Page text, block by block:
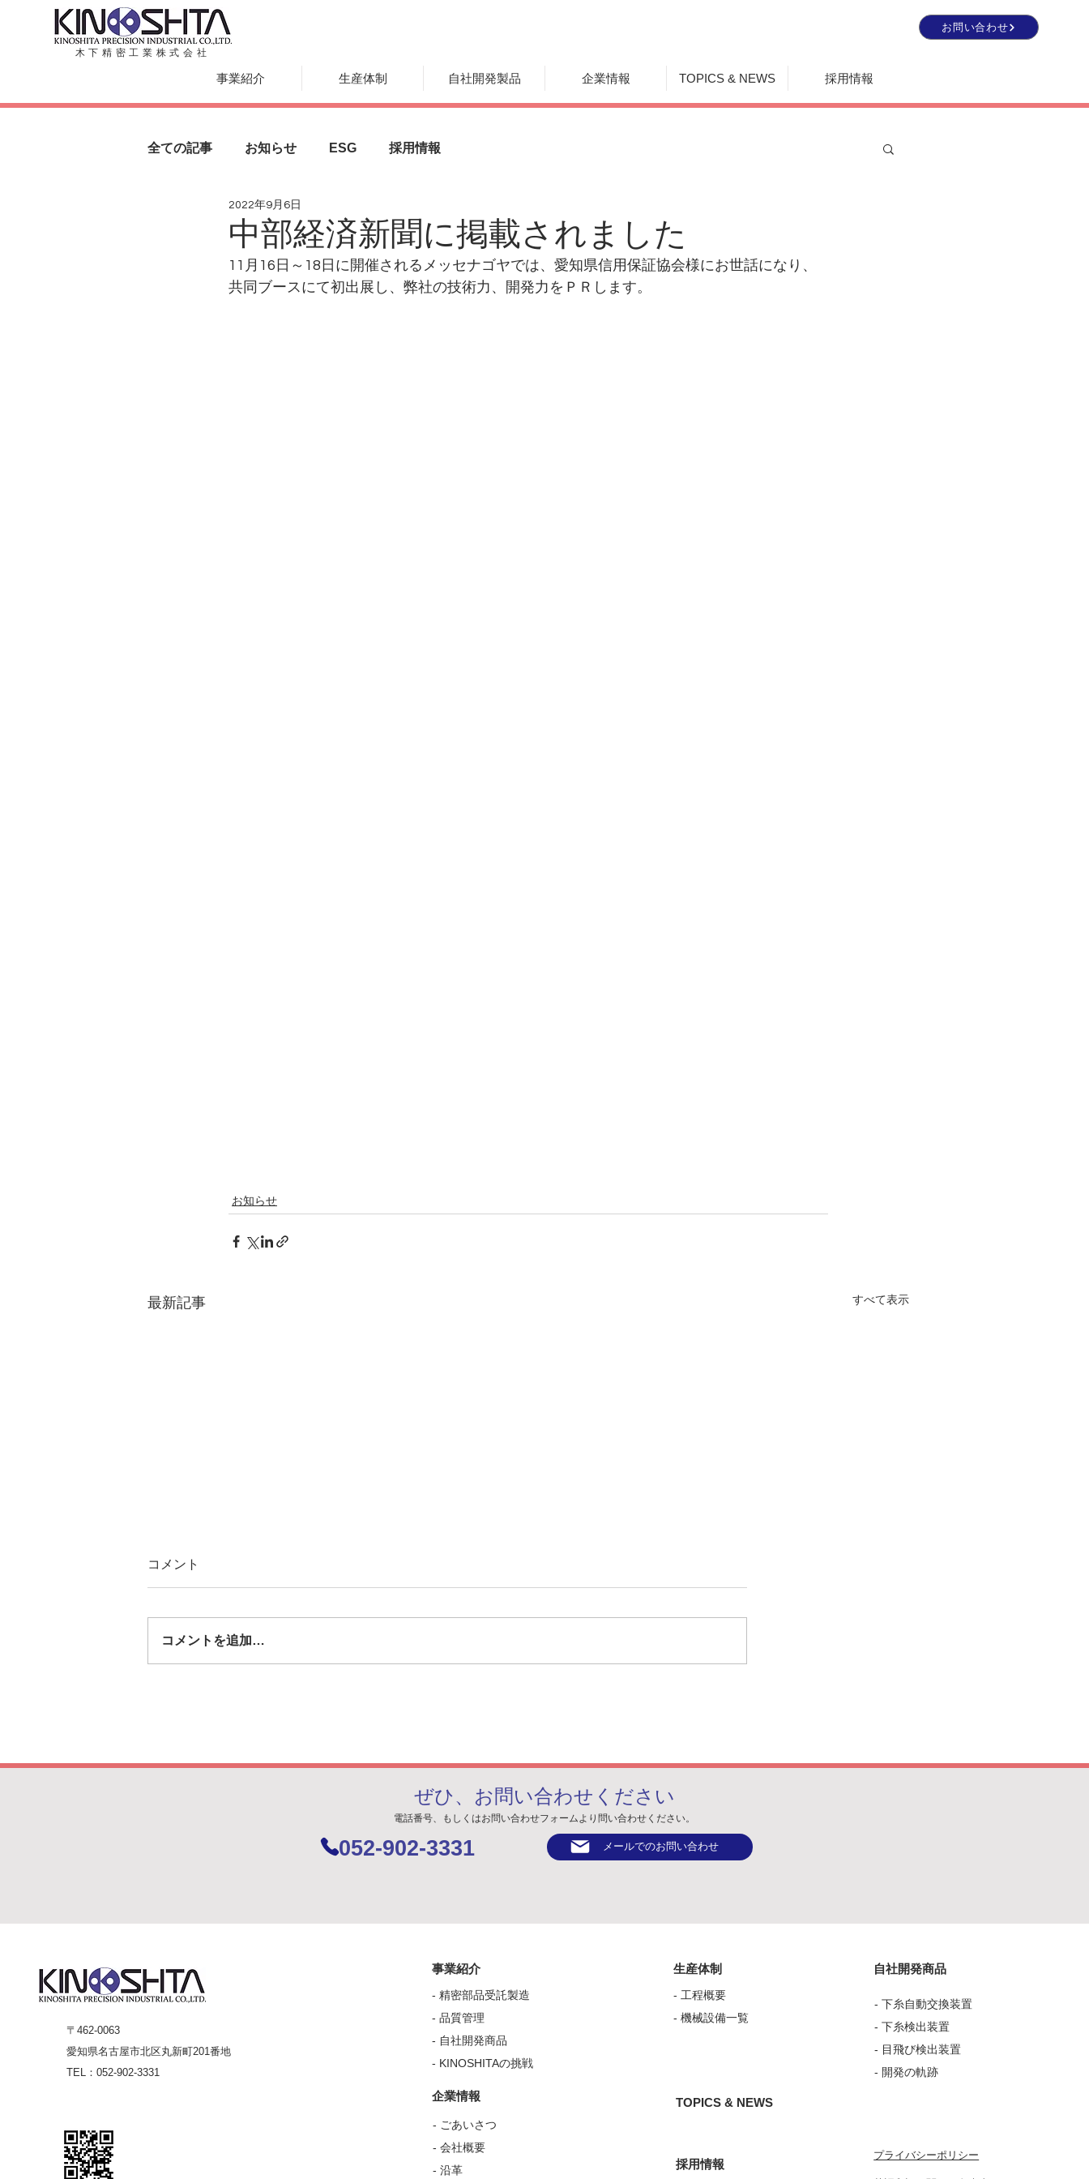
木下精密工業株式会社
お問い合わせ
事業紹介 生産体制 自社開発製品 企業情報 TOPICS & NEWS 採用情報
全ての記事 お知らせ ESG 採用情報
中部経済新聞に掲載されました
2022年9月6日
11月16日～18日に開催されるメッセナゴヤでは、愛知県信用保証協会様にお世話になり、
共同ブースにて初出展し、弊社の技術力、開発力をＰＲします。
お知らせ
最新記事 すべて表示
コメント
コメントを追加…
ぜひ、お問い合わせください
電話番号、もしくはお問い合わせフォームより問い合わせください。
052-902-3331 メールでのお問い合わせ
〒462-0063
愛知県名古屋市北区丸新町201番地
TEL：052-902-3331
事業紹介
- 精密部品受託製造
- 品質管理
- 自社開発商品
- KINOSHITAの挑戦
企業情報
- ごあいさつ
- 会社概要
- 沿革
生産体制
- 工程概要
- 機械設備一覧
TOPICS & NEWS
採用情報
自社開発商品
- 下糸自動交換装置
- 下糸検出装置
- 目飛び検出装置
- 開発の軌跡
プライバシーポリシー